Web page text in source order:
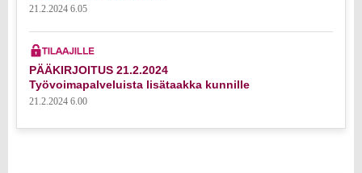
21.2.2024 6.05
PÄÄKIRJOITUS 21.2.2024
Työvoimapalveluista lisätaakka kunnille
21.2.2024 6.00